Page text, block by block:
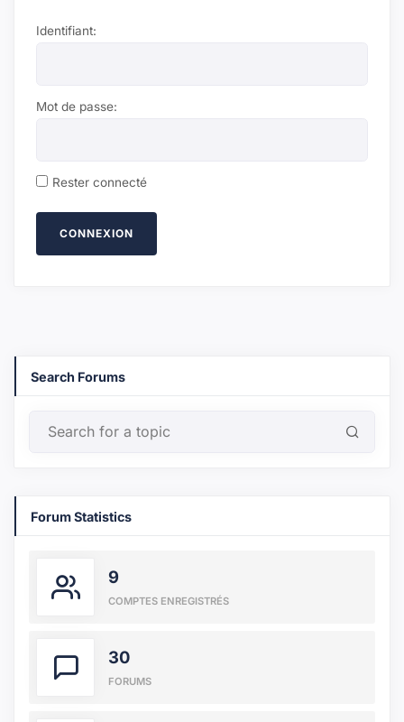
Identifiant:
Mot de passe:
Rester connecté
CONNEXION
Search Forums
Forum Statistics
9
COMPTES ENREGISTRÉS
30
FORUMS